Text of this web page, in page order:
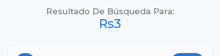
Resultado De Búsqueda Para:
Rs3